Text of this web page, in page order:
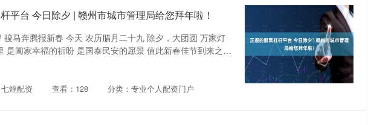
平台 今日除夕 | 赣州市城市管理局给您拜年啦！
骏马奔腾报新春 今天 农历腊月二十九 除夕，大团圆 万家灯
是阖家幸福的祈盼 是国泰民安的愿景 值此新春佳节到来之际
煌配资 查看：128 分类：专业个人配资门户